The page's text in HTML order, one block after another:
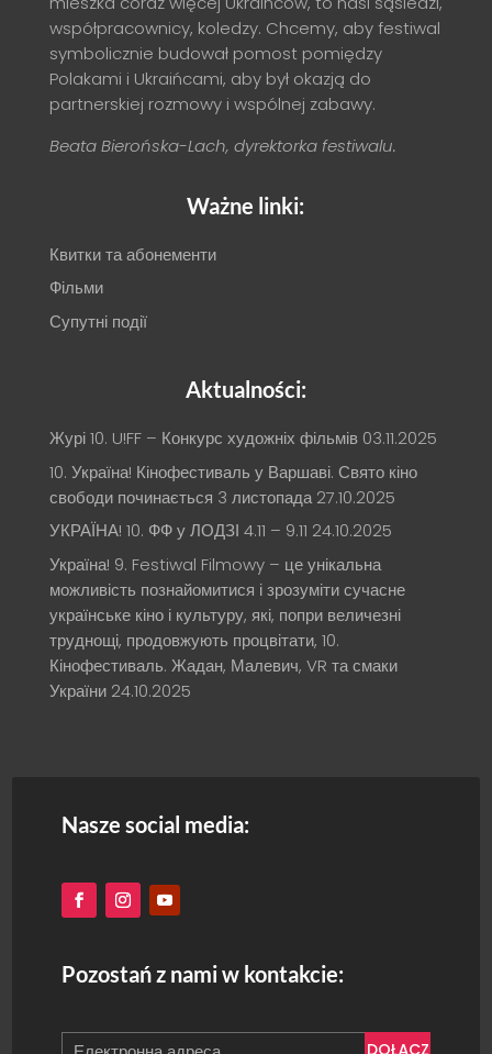
współpracownicy, koledzy. Chcemy, aby festiwal
symbolicznie budował pomost pomiędzy
Polakami i Ukraińcami, aby był okazją do
partnerskiej rozmowy i wspólnej zabawy.
Beata Bierońska-Lach, dyrektorka festiwalu.
Ważne linki:
Квитки та абонементи
Фільми
Супутні події
Aktualności:
Журі 10. U!FF – Конкурс художніх фільмів 03.11.2025
10. Україна! Кінофестиваль у Варшаві. Свято кіно
свободи починається 3 листопада 27.10.2025
УКРАЇНА! 10. ФФ у ЛОДЗІ 4.11 – 9.11 24.10.2025
Україна! 9. Festiwal Filmowy – це унікальна
можливість познайомитися і зрозуміти сучасне
українське кіно і культуру, які, попри величезні
труднощі, продовжують процвітати, 10.
Кінофестиваль. Жадан, Малевич, VR та смаки
України 24.10.2025
Nasze social media:
Pozostań z nami w kontakcie: